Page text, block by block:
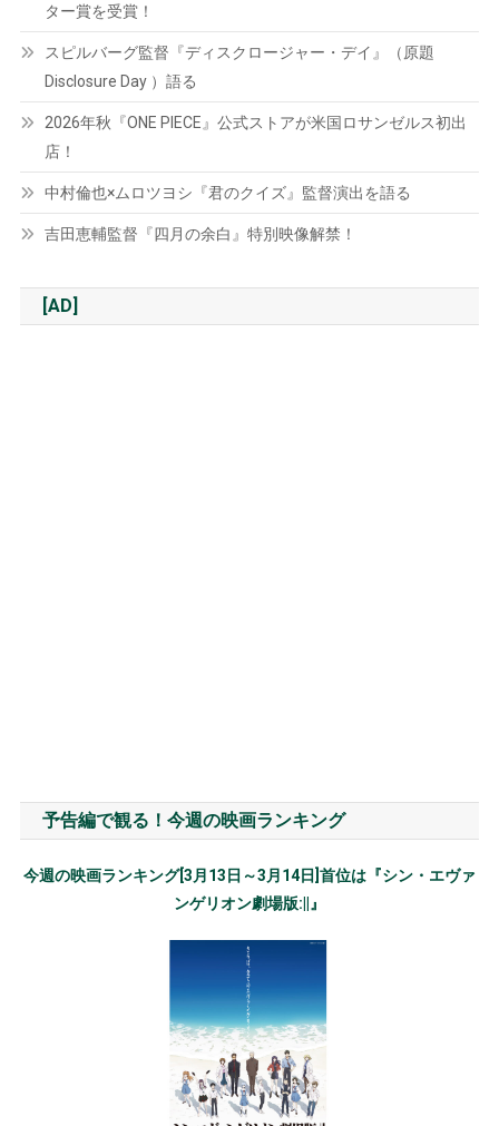
ター賞を受賞！
スピルバーグ監督『ディスクロージャー・デイ』（原題
Disclosure Day ）語る
2026年秋『ONE PIECE』公式ストアが米国ロサンゼルス初出
店！
中村倫也×ムロツヨシ『君のクイズ』監督演出を語る
吉田恵輔監督『四月の余白』特別映像解禁！
[AD]
予告編で観る！今週の映画ランキング
今週の映画ランキング[3月13日～3月14日]首位は『シン・エヴァ
ンゲリオン劇場版:||』